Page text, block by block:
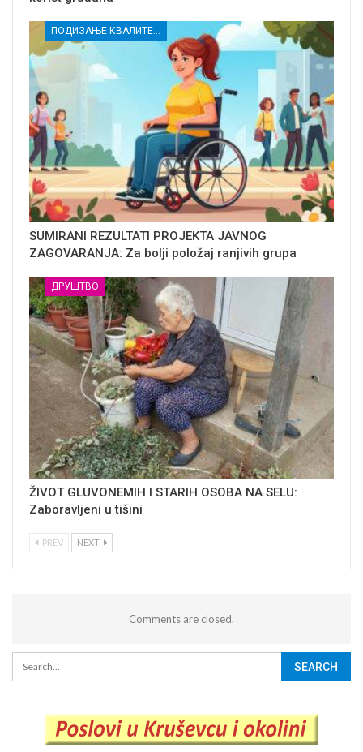
ПОДИЗАЊЕ КВАЛИТЕТА УСЛУГА СОЦИЈАЛНЕ ЗАШТИТЕ РАЊИВИХ ГРУПА У КРУШЕВЦУ
SUMIRANI REZULTATI PROJEKTA JAVNOG
ZAGOVARANJA: Za bolji položaj ranjivih grupa
ДРУШТВО
ŽIVOT GLUVONEMIH I STARIH OSOBA NA SELU:
Zaboravljeni u tišini
PREV NEXT
Comments are closed.